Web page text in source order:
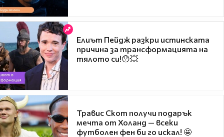
Елиът Пейдж разкри истинската
причина за трансформацията на
тялото си!😯💥
Травис Скот получи подарък
мечта от Холанд — всеки
футболен фен би го искал! 🤩